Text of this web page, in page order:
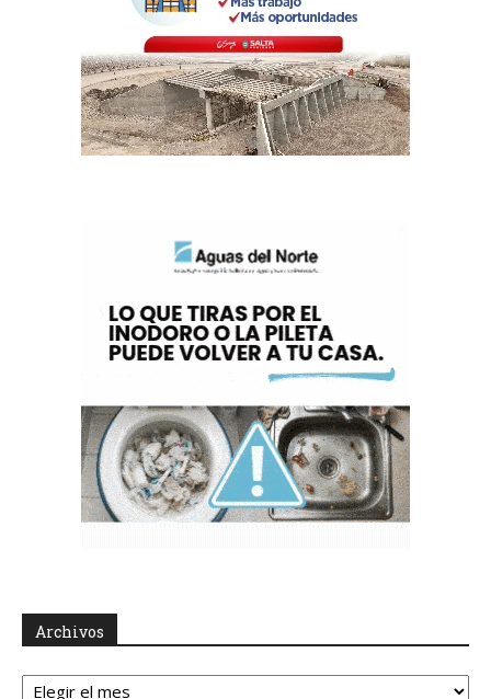
Archivos
Archivos